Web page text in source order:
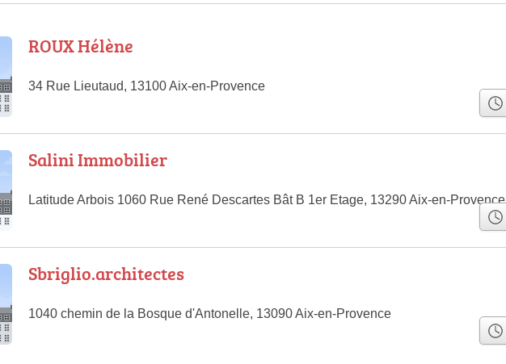
ROUX Hélène
34 Rue Lieutaud, 13100 Aix-en-Provence
Salini Immobilier
Latitude Arbois 1060 Rue René Descartes Bât B 1er Etage, 13290 Aix-en-Provence
Sbriglio.architectes
1040 chemin de la Bosque d'Antonelle, 13090 Aix-en-Provence